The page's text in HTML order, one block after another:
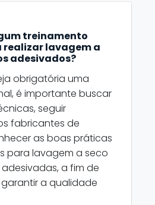
treinamento
realizar lavagem a
adesivados?
obrigatória uma
é importante buscar
seguir
fabricantes de
as boas práticas
para lavagem a seco
a fim de
a qualidade